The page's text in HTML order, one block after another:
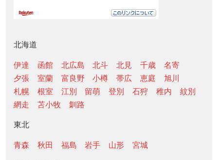
北海道
伊達 函館 北広島 北斗 北見 千歳
名寄
夕張
室蘭 富良野 小樽 帯広 恵庭
旭川
札幌
根室 江別 留萌 登別 石狩 稚内
紋別
網走
苫小牧 釧路
東北
青森 秋田 福島 岩手 山形 宮城